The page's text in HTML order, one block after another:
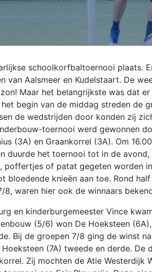
schoolkorfbaltoernooi plaats.
van Aalsmeer en Kudelstaart. De
Maar het belangrijkste was dat
begin van de middag streden de
de wedstrijden door konden zij
toernooi werd gewonnen
(3A) en Graankorrel (3A). Om
duurde het toernooi tot in de
poffertjes of patat gegeten worden
bloedende knieën aan toe. Rond
8, waren hier ook de winnaars
en kinderburgemeester Vince
(5/6) won De Hoeksteen
Bij de groepen 7/8 ging de winst
(7A) tweede en derde. De
Zij mochten de Atie Westerdijk